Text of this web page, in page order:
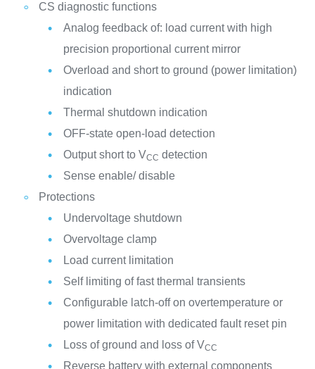
CS diagnostic functions
Analog feedback of: load current with high
precision proportional current mirror
Overload and short to ground (power limitation)
indication
Thermal shutdown indication
OFF-state open-load detection
Output short to VCC detection
Sense enable/ disable
Protections
Undervoltage shutdown
Overvoltage clamp
Load current limitation
Self limiting of fast thermal transients
Configurable latch-off on overtemperature or
power limitation with dedicated fault reset pin
Loss of ground and loss of VCC
Reverse battery with external components